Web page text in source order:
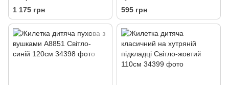
1 175 грн 595 грн